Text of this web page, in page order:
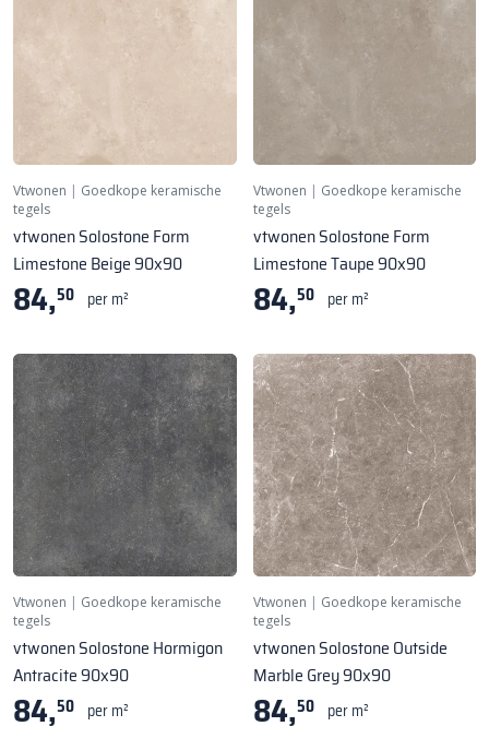
Vtwonen | Goedkope keramische
tegels
vtwonen Solostone Form
Limestone Beige 90x90
84,50 per m²
Vtwonen | Goedkope keramische
tegels
vtwonen Solostone Form
Limestone Taupe 90x90
84,50 per m²
Vtwonen | Goedkope keramische
tegels
vtwonen Solostone Hormigon
Antracite 90x90
84,50 per m²
Vtwonen | Goedkope keramische
tegels
vtwonen Solostone Outside
Marble Grey 90x90
84,50 per m²